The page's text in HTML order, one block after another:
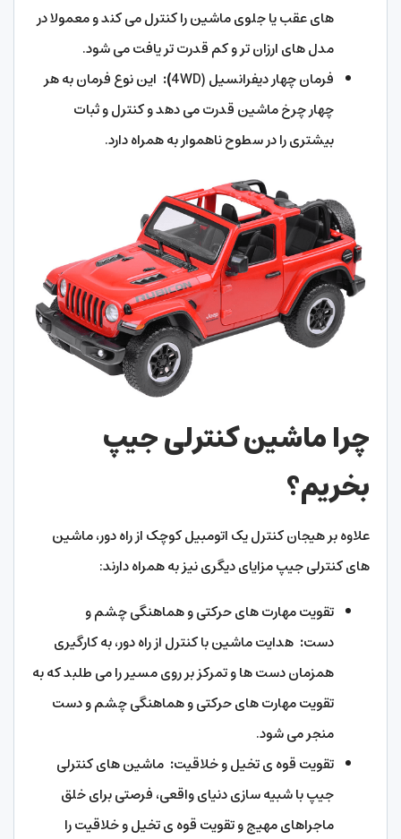
های عقب یا جلوی ماشین را کنترل می کند و معمولا در
مدل های ارزان تر و کم قدرت تر یافت می شود.
فرمان چهار دیفرانسیل (4WD
): این نوع فرمان به هر
چهار چرخ ماشین قدرت می دهد و کنترل و ثبات
بیشتری را در سطوح ناهموار به همراه دارد.
چرا ماشین کنترلی جیپ
بخریم؟
علاوه بر هیجان کنترل یک اتومبیل کوچک از راه دور، ماشین
های کنترلی جیپ مزایای دیگری نیز به همراه دارند:
تقویت مهارت های حرکتی و هماهنگی چشم و
دست: هدایت ماشین با کنترل از راه دور، به کارگیری
همزمان دست ها و تمرکز بر روی مسیر را می طلبد که به
تقویت مهارت های حرکتی و هماهنگی چشم و دست
منجر می شود.
تقویت قوه ی تخیل و خلاقیت: ماشین های کنترلی
جیپ با شبیه سازی دنیای واقعی، فرصتی برای خلق
ماجراهای مهیج و تقویت قوه ی تخیل و خلاقیت را